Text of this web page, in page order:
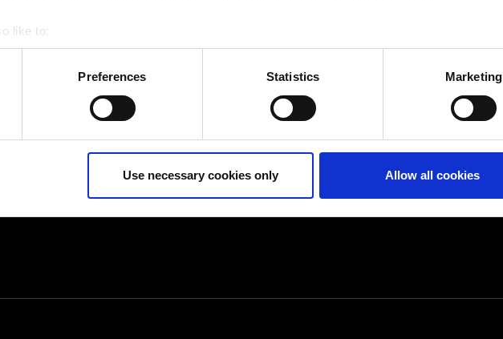
like to:
about your geographical location which can be accurate to within several meters
by actively scanning it for specific characteristics (fingerprinting)
your personal data is processed and set your preferences in the
Disclaimer of liability
Preferences Statistics Marketing
Use necessary cookies only Allow all cookies